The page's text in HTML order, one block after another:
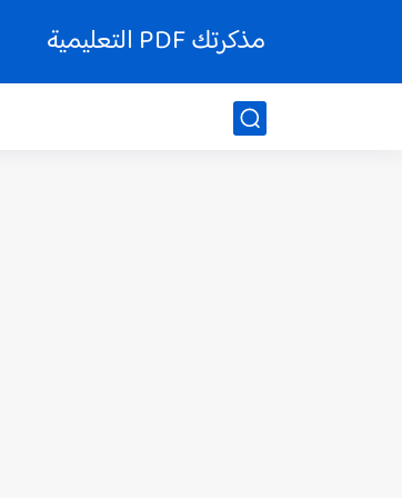
مذكرتك PDF التعليمية